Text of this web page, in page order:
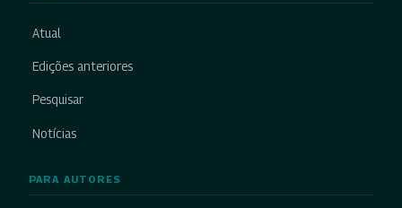
Atual
Edições anteriores
Pesquisar
Notícias
PARA AUTORES